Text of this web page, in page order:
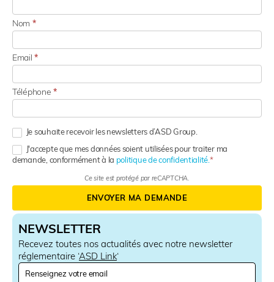
NEWSLETTER
Recevez toutes nos actualités avec notre newsletter
réglementaire ‘ASD Link‘
N
Nom *
Email*
Téléphone*
Je souhaite recevoir les newsletters d’ASD Group.
J'accepte que mes données soient utilisées pour traiter ma
demande, conformément à la politique de confidentialité.
Ce site est protégé par reCAPTCHA.
ENVOYER MA DEMANDE